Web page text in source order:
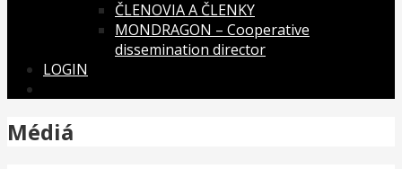
ČLENOVIA A ČLENKY
MONDRAGON – Cooperative
dissemination director
LOGIN
Médiá